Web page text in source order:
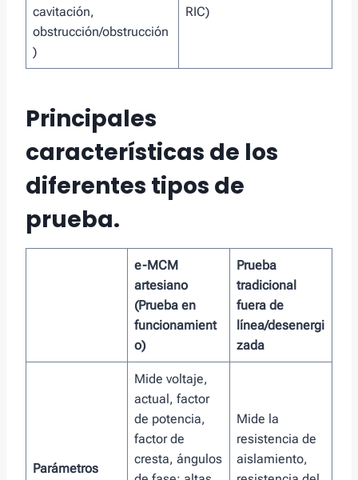
cavitación,
obstrucción/obstrucción
)
RIC)
Principales
características de los
diferentes tipos de
prueba.
e-MCM
artesiano
(Prueba en
funcionamient
o)
Prueba
tradicional
fuera de
línea/desenergi
zada
Parámetros
Mide voltaje,
actual, factor
de potencia,
factor de
cresta, ángulos
Mide la
resistencia de
aislamiento,